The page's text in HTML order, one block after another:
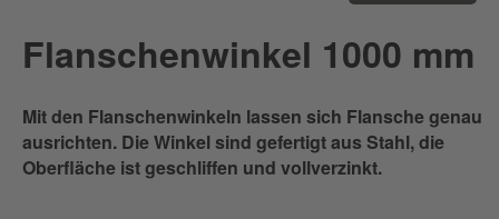
Flanschenwinkel 1000 mm
Mit den Flanschenwinkeln lassen sich Flansche genau
ausrichten. Die Winkel sind gefertigt aus Stahl, die
Oberfläche ist geschliffen und vollverzinkt.